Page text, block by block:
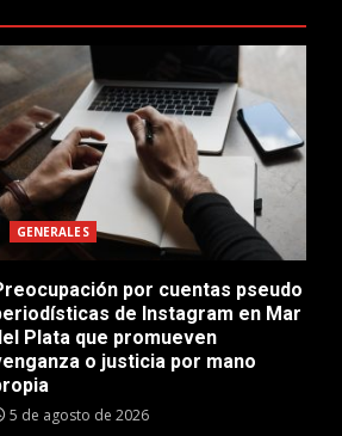
GENERALES
por cuentas pseudo
de Instagram en Mar
Plata que promueven
o justicia por mano
5 de agosto de 2026